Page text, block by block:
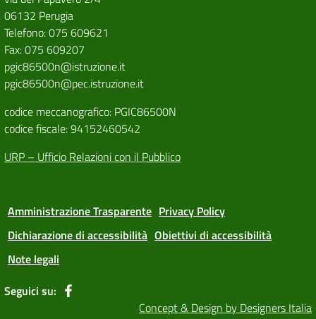
06132 Perugia
Telefono: 075 609621
Fax: 075 609207
pgic86500n@istruzione.it
pgic86500n@pec.istruzione.it
codice meccanografico: PGIC86500N
codice fiscale: 94152460542
URP – Ufficio Relazioni con il Pubblico
Amministrazione Trasparente Privacy Policy
Dichiarazione di accessibilità Obiettivi di accessibilità
Note legali
Seguici su:
Concept & Design by Designers Italia